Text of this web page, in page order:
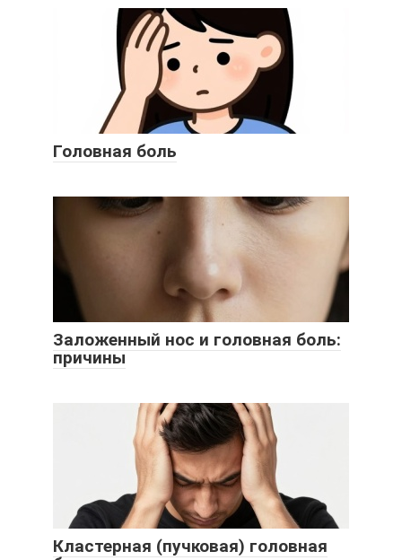
Головная боль
Заложенный нос и головная боль:
причины
Кластерная (пучковая) головная